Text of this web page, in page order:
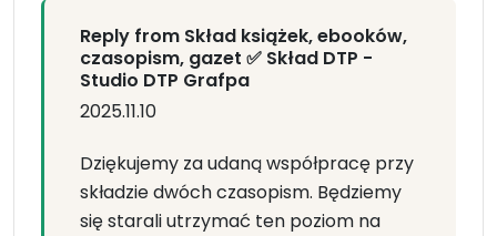
Reply from Skład książek, ebooków,
czasopism, gazet ✅ Skład DTP -
Studio DTP Grafpa
2025.11.10
Dziękujemy za udaną współpracę przy
składzie dwóch czasopism. Będziemy
się starali utrzymać ten poziom na